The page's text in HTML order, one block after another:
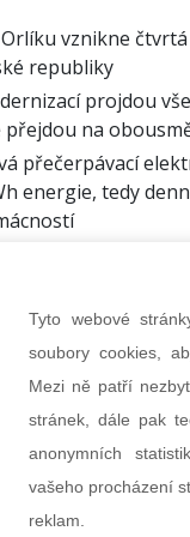
vznikne
republiky
projdou
přejdou na
přečerpávací
energie, tedy
2026
Ústecký
dorazí
Tyto webové
soubory cookies,
Mezi ně patří
stránek, dále pak
anonymních
vašeho procházení
reklam.